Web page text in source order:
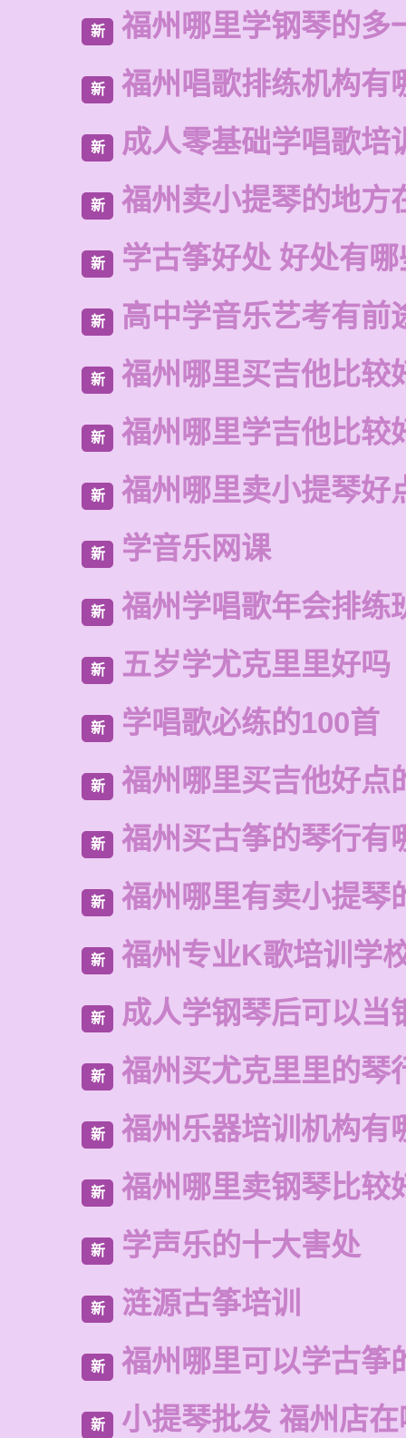
新 福州哪里学钢琴的多
新 福州唱歌排练机构有
新 成人零基础学唱歌培
新 福州卖小提琴的地方
新 学古筝好处 好处有哪
新 高中学音乐艺考有前
新 福州哪里买吉他比较
新 福州哪里学吉他比较
新 福州哪里卖小提琴好
新 学音乐网课
新 福州学唱歌年会排练
新 五岁学尤克里里好吗
新 学唱歌必练的100首
新 福州哪里买吉他好点
新 福州买古筝的琴行有
新 福州哪里有卖小提琴
新 福州专业K歌培训学
新 成人学钢琴后可以当
新 福州买尤克里里的琴
新 福州乐器培训机构有
新 福州哪里卖钢琴比较
新 学声乐的十大害处
新 涟源古筝培训
新 福州哪里可以学古筝
新 小提琴批发 福州店